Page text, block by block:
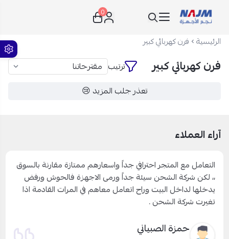
نجم الأجهزة
0
الرئيسية فرن كهربائي كبير
فرن كهربائي كبير
ترتيب
تعذر جلب المزيد 😢
آراء العملاء
التعامل مع المتجر احترافي جداً واسعارهم ممتازة مقارنة بالسوق
،، لكن شركة الشحن سيئة جداً ورمى الاجهزة فالحوش ورفض
يدخلها لداخل البيت وراح اتعامل معاهم في المرات القادمة اذا
تغيرت شركة الشحن .
حمزة الصبياني